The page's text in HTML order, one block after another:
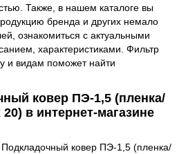
Также, в нашем каталоге вы
бренда и других немало
ознакомиться с актуальными
характеристиками. Фильтр
и видам поможет найти
ковер ПЭ-1,5 (пленка/
в интернет-магазине
Подкладочный ковер ПЭ-1,5 (пленка/